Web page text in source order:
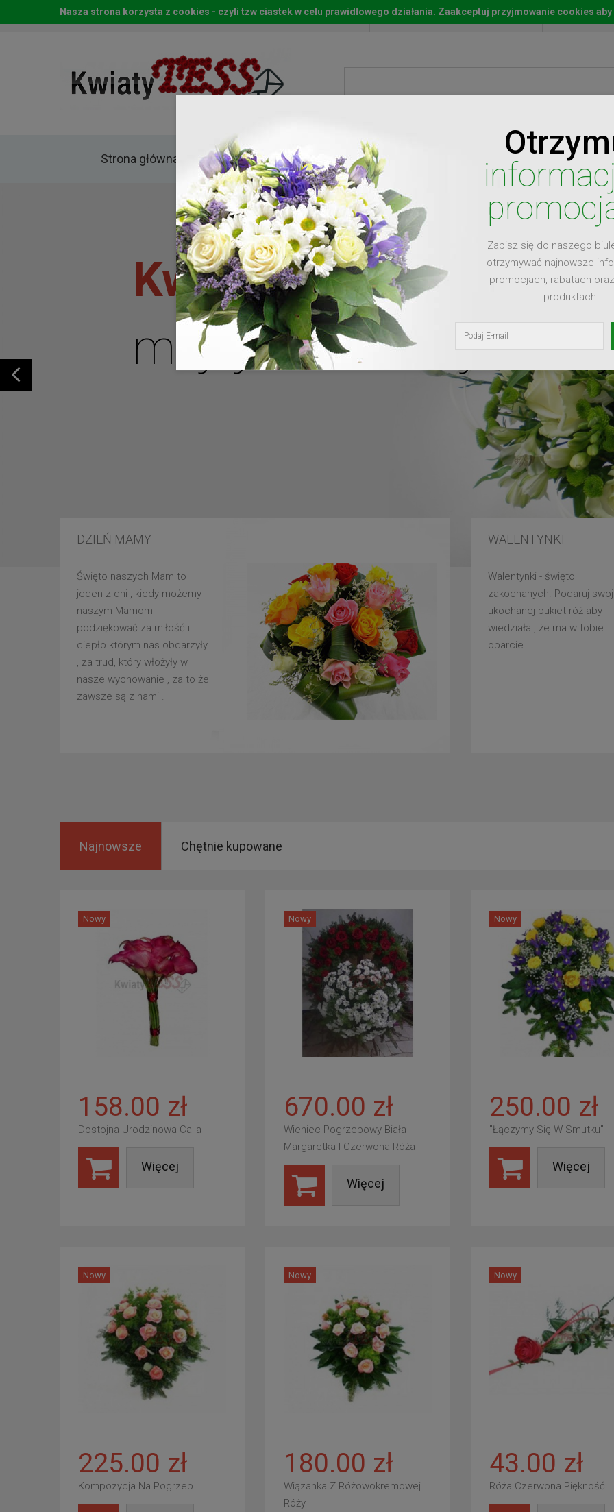
Start Moje konto Lista
Strona główna Kwiaty
Kwiaty dla
mojej ukochanej
DZIEŃ MAMY
Święto naszych Mam to
jeden z dni , kiedy możemy
naszym Mamom
podziękować za miłość i
ciepło którym nas obdarzyły
, za trud, który włożyły w
nasze wychowanie , za to że
zawsze są z nami .
WALENTYNKI
Walentynki - święto
zakochanych. Podaruj
ukochanej bukiet róż aby
wiedziała , że ma w tobie
oparcie .
Zapisz się do naszego
otrzymywać najnowsze
promocjach, rabatach
produktach.
Najnowsze Chętnie kupowane
Nowy
158.00 zł
Dostojna Urodzinowa Calla
Więcej
Nowy
670.00 zł
Wieniec Pogrzebowy Biała
Margaretka I Czerwona Róża
Więcej
Nowy
250.00 zł
"Łączymy Się W Smutku"
Więcej
Nowy
225.00 zł
Kompozycja Na Pogrzeb
Nowy
180.00 zł
Wiązanka Z Różowokremowej
Róży
Nowy
43.00 zł
Róża Czerwona Piękność
Nasza strona korzysta z cookies - czyli tzw ciastek w celu prawidłowego działania. Zaakceptuj przyjmowanie cookies